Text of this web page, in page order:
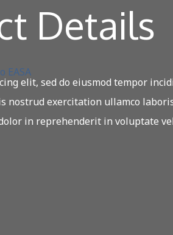
Details
elit, sed do eiusmod tempor
nostrud exercitation ullamco
in reprehenderit in voluptate